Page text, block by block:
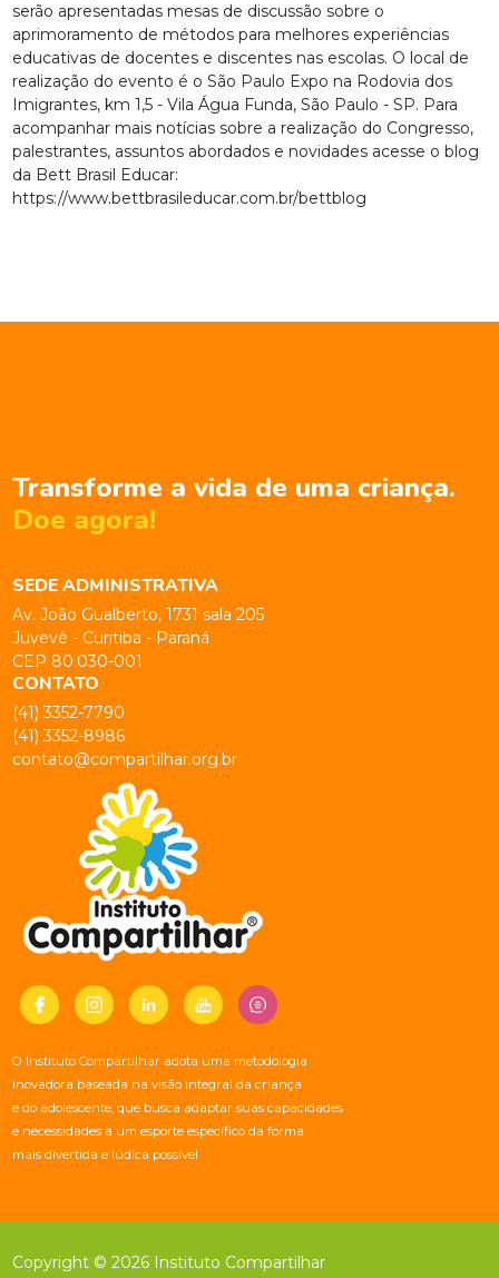
serão apresentadas mesas de discussão sobre o
aprimoramento de métodos para melhores experiências
educativas de docentes e discentes nas escolas. O local de
realização do evento é o São Paulo Expo na Rodovia dos
Imigrantes, km 1,5 - Vila Água Funda, São Paulo - SP. Para
acompanhar mais notícias sobre a realização do Congresso,
palestrantes, assuntos abordados e novidades acesse o blog
da Bett Brasil Educar:
https://www.bettbrasileducar.com.br/bettblog
Transforme a vida de uma criança.
Doe agora!
SEDE ADMINISTRATIVA
Av. João Gualberto, 1731 sala 205
Juvevê - Curitiba - Paraná
CEP 80.030-001
CONTATO
(41) 3352-7790
(41) 3352-8986
contato@compartilhar.org.br
O Instituto Compartilhar adota uma metodologia
inovadora baseada na visão integral da criança
e do adolescente, que busca adaptar suas capacidades
e necessidades a um esporte específico da forma
mais divertida e lúdica possível
Copyright © 2026 Instituto Compartilhar